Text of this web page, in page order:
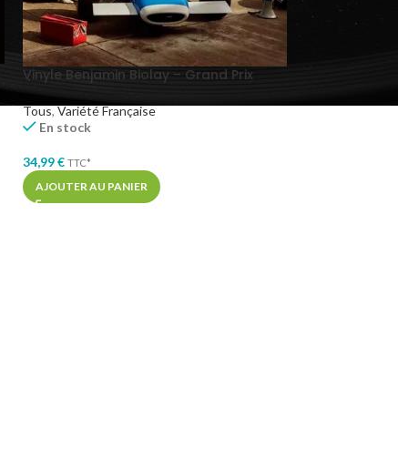
Vinyle Benjamin Biolay – Grand Prix
Tous,Variété Française
En stock
34,99€ TTC*
AJOUTER AU PANIER